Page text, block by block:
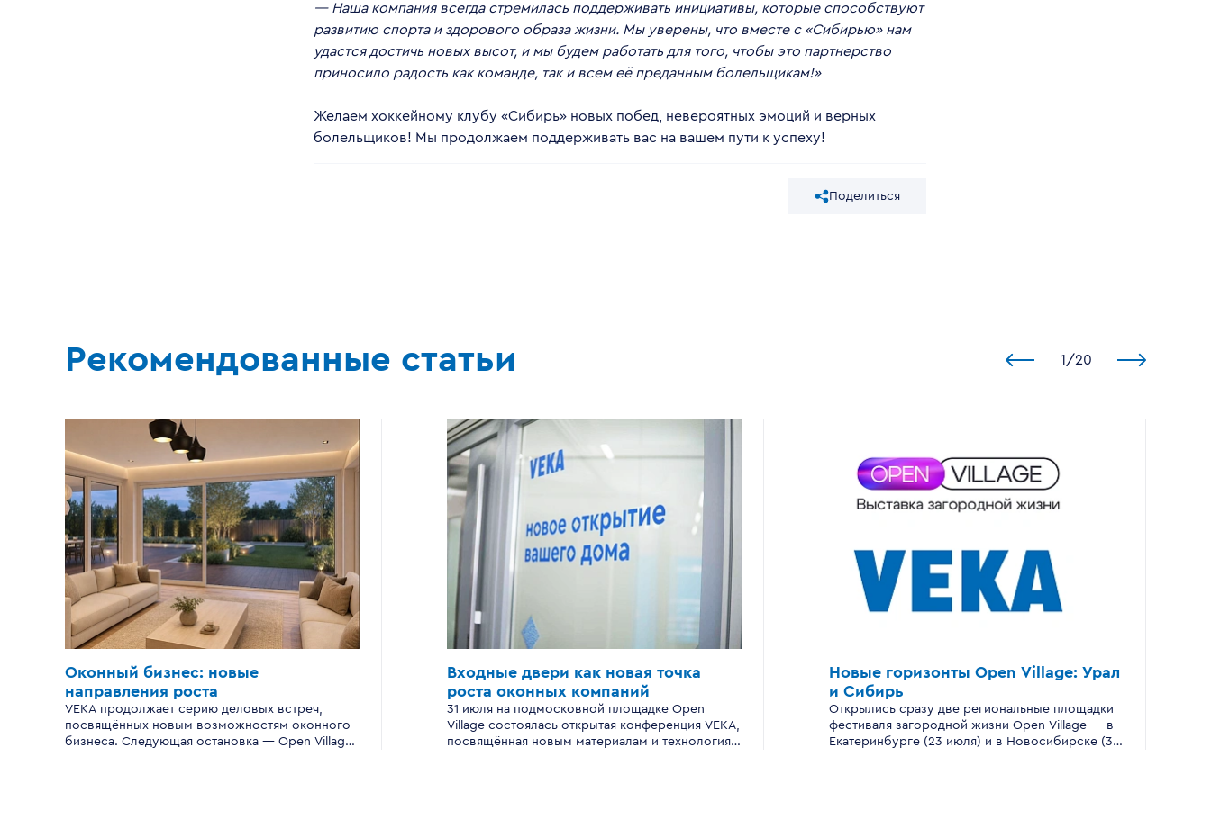
— Наша компания всегда стремилась поддерживать инициативы, которые способствуют
развитию спорта и здорового образа жизни. Мы уверены, что вместе с «Сибирью» нам
удастся достичь новых высот, и мы будем работать для того, чтобы это партнерство
приносило радость как команде, так и всем её преданным болельщикам!»
Желаем хоккейному клубу «Сибирь» новых побед, невероятных эмоций и верных
болельщиков! Мы продолжаем поддерживать вас на вашем пути к успеху!
Поделиться
Рекомендованные статьи 1 /20
Оконный бизнес: новые
направления роста
VEKA продолжает серию деловых встреч,
посвящённых новым возможностям оконного
бизнеса. Следующая остановка — Open Village
Входные двери как новая точка
роста оконных компаний
31 июля на подмосковной площадке Open
Village состоялась открытая конференция VEKA,
посвящённая новым материалам и технологиям
Новые горизонты Open Village: Урал
и Сибирь
Открылись сразу две региональные площадки
фестиваля загородной жизни Open Village — в
Екатеринбурге (23 июля) и в Новосибирске (30